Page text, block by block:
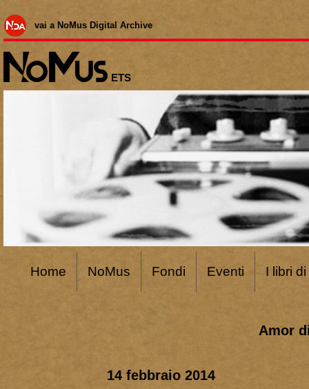
Home NoMus Fondi Eventi I libri
vai a NoMus Digital Archive
ETS
Amor
14 febbraio 2014